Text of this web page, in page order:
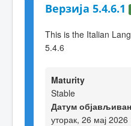
Верзија 5.4.6.1
This is the Italian
5.4.6
Maturity
Stable
Датум
уторак, 26 мај